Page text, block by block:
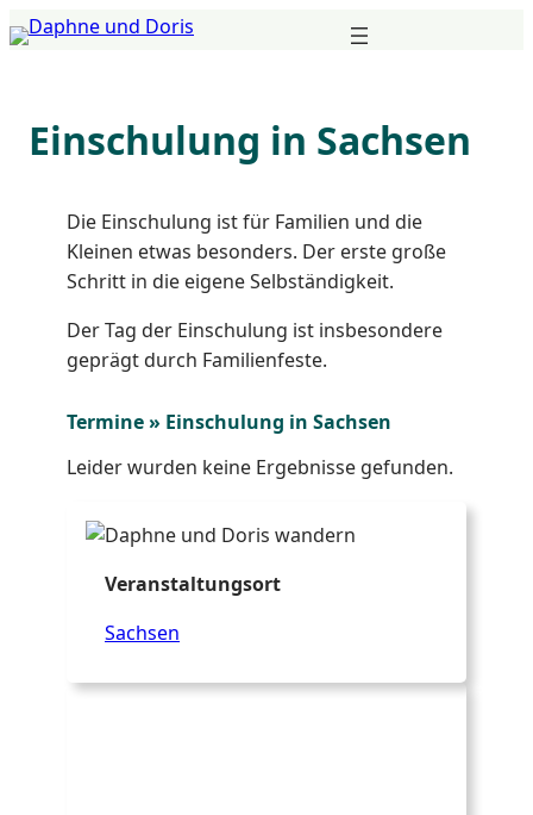
Zum
Inhalt
Einschulung in Sachsen
Die Einschulung ist für Familien und die
Kleinen etwas besonders. Der erste große
Schritt in die eigene Selbständigkeit.
Der Tag der Einschulung ist insbesondere
geprägt durch Familienfeste.
Termine » Einschulung in Sachsen
Leider wurden keine Ergebnisse gefunden.
Veranstaltungsort
Sachsen